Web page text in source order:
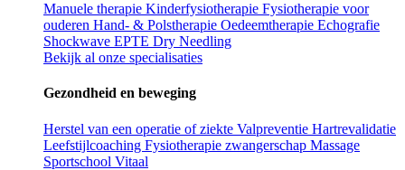
Manuele therapie Kinderfysiotherapie Fysiotherapie voor
ouderen Hand- & Polstherapie Oedeemtherapie Echografie
Shockwave EPTE Dry Needling
Bekijk al onze specialisaties
Gezondheid en beweging
Herstel van een operatie of ziekte Valpreventie Hartrevalidatie
Leefstijlcoaching Fysiotherapie zwangerschap Massage
Sportschool Vitaal